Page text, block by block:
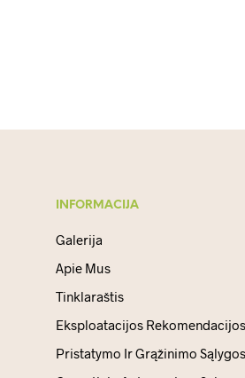
INFORMACIJA
Galerija
Apie Mus
Tinklaraštis
Eksploatacijos Rekomendacijos
Pristatymo Ir Grąžinimo Sąlygos